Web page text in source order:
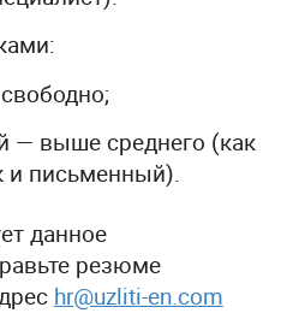
— выше среднего (как
и письменный).
данное
резюме
hr@uzliti-en.com